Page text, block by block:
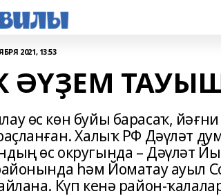
2021, 13:53
ӘҮҘЕМ
өс көн буйы барасаҡ,
Халыҡ РФ Дәүләт
өс округында – Дәүләт
һәм Йоматау ауыл
Күп кенә район-